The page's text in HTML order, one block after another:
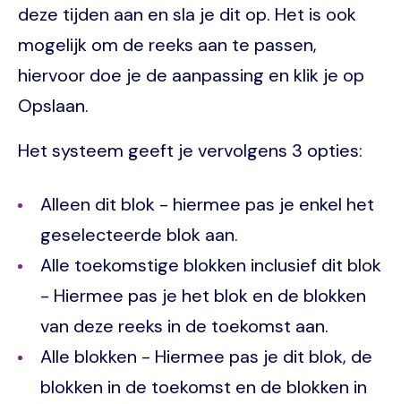
deze tijden aan en sla je dit op. Het is ook
mogelijk om de reeks aan te passen,
hiervoor doe je de aanpassing en klik je op
Opslaan.
Het systeem geeft je vervolgens 3 opties:
Alleen dit blok - hiermee pas je enkel het
geselecteerde blok aan.
Alle toekomstige blokken inclusief dit blok
- Hiermee pas je het blok en de blokken
van deze reeks in de toekomst aan.
Alle blokken - Hiermee pas je dit blok, de
blokken in de toekomst en de blokken in